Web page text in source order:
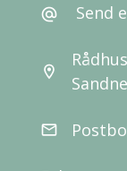
alternate_email Send
location_on
email